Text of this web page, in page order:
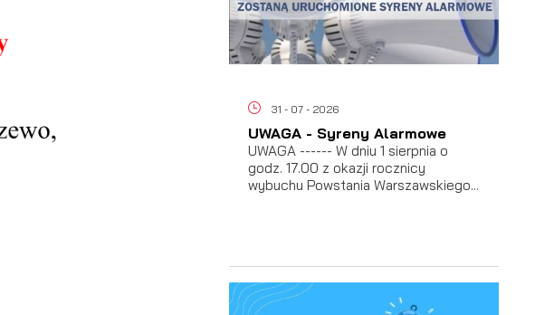
31 - 07 - 2026
UWAGA - Syreny Alarmowe
UWAGA ------ W dniu 1 sierpnia o
godz. 17.00 z okazji rocznicy
wybuchu Powstania Warszawskiego...